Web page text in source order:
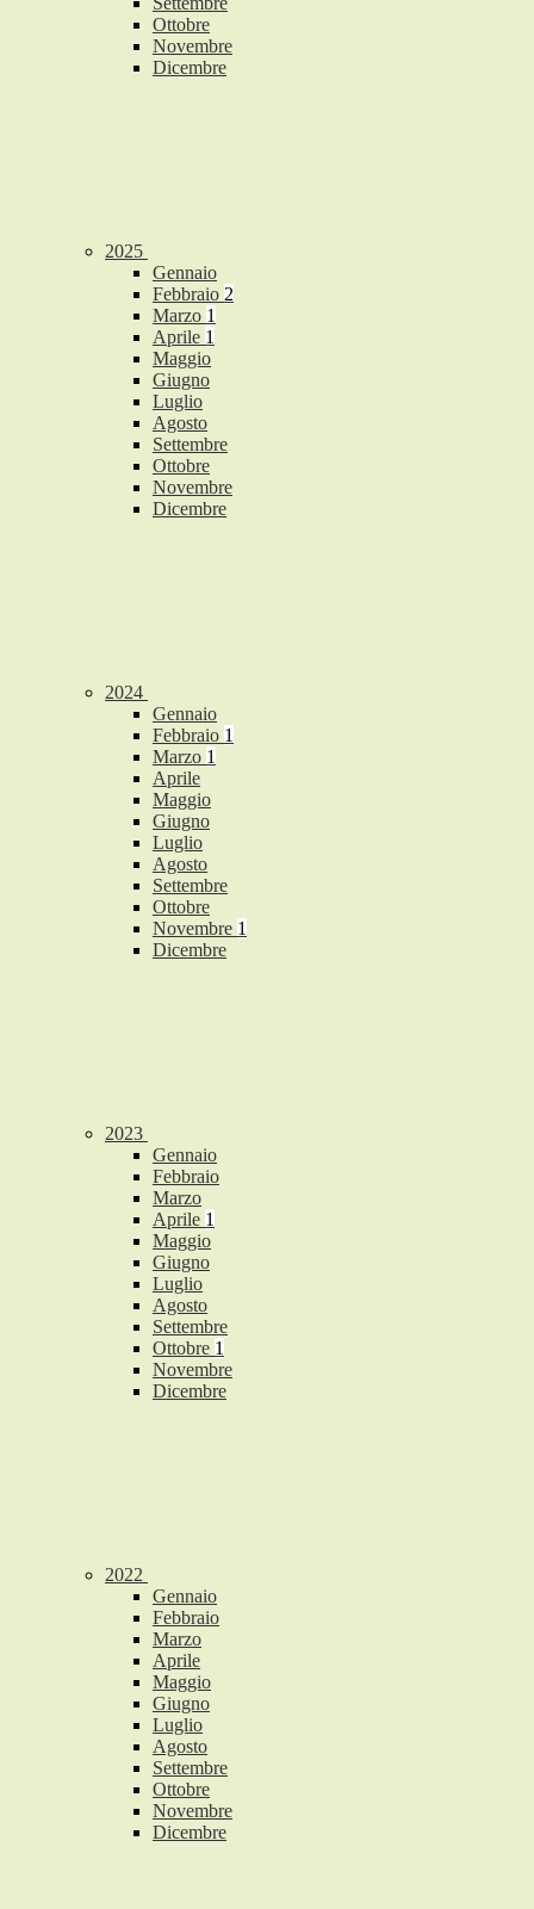
Ottobre
Novembre
Dicembre
2025
Gennaio
Febbraio 2
Marzo 1
Aprile 1
Maggio
Giugno
Luglio
Agosto
Settembre
Ottobre
Novembre
Dicembre
2024
Gennaio
Febbraio 1
Marzo 1
Aprile
Maggio
Giugno
Luglio
Agosto
Settembre
Ottobre
Novembre 1
Dicembre
2023
Gennaio
Febbraio
Marzo
Aprile 1
Maggio
Giugno
Luglio
Agosto
Settembre
Ottobre 1
Novembre
Dicembre
2022
Gennaio
Febbraio
Marzo
Aprile
Maggio
Giugno
Luglio
Agosto
Settembre
Ottobre
Novembre
Dicembre